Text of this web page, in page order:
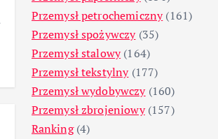
Przemysł petrochemiczny(161)
Przemysł spożywczy(35)
Przemysł stalowy(164)
Przemysł tekstylny(177)
Przemysł wydobywczy(160)
Przemysł zbrojeniowy(157)
Ranking(4)